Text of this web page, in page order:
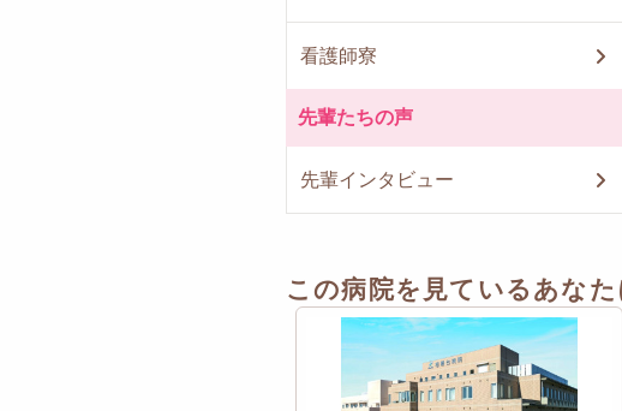
看護師寮
先輩たちの声
先輩インタビュー
この病院を見ているあな